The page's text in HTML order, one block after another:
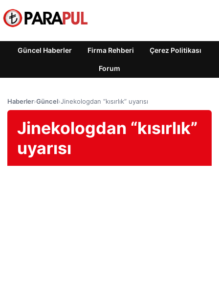
Güncel Haberler Firma Rehberi Çerez Politikası
Forum
Haberler›Güncel›Jinekologdan “kısırlık” uyarısı
Jinekologdan “kısırlık”
uyarısı